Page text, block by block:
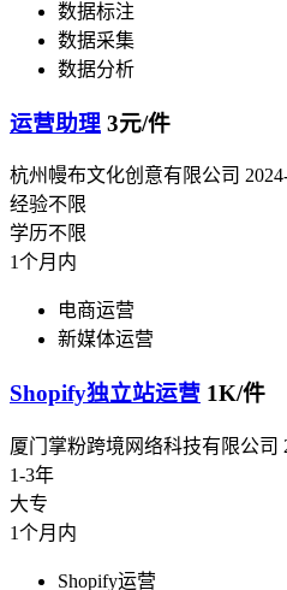
数据标注
数据采集
数据分析
运营助理 3元/件
杭州幔布文化创意有限公司
经验不限
学历不限
1个月内
电商运营
新媒体运营
Shopify独立站运营 1K/件
厦门掌粉跨境网络科技有限公司
1-3年
大专
1个月内
Shopify运营